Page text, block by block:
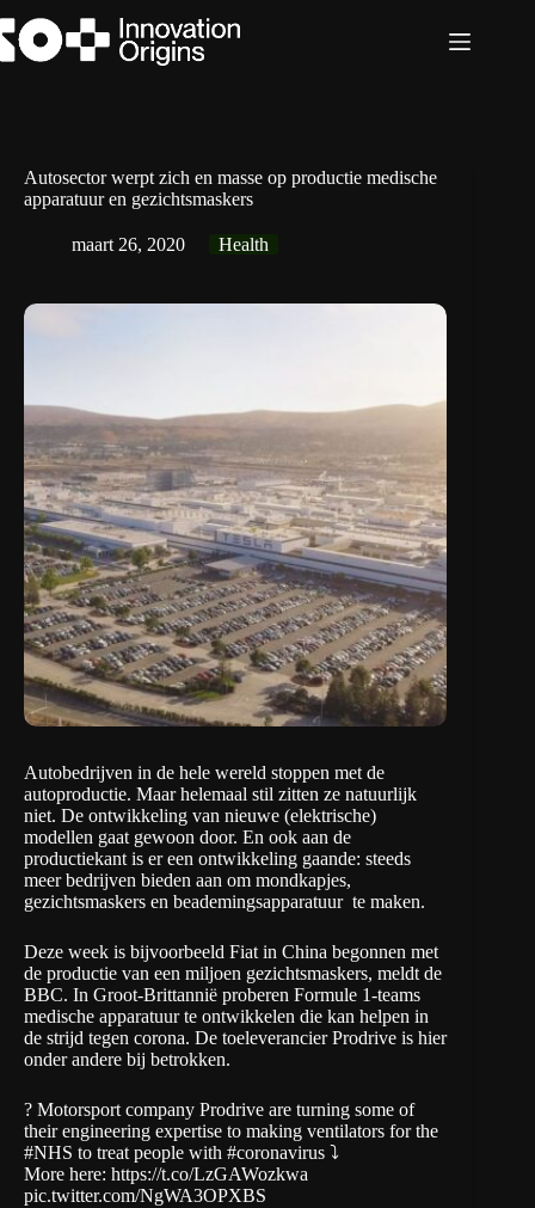
naar
de
Autosector werpt zich en masse op productie medische
apparatuur en gezichtsmaskers
maart 26, 2020 Health
Autobedrijven in de hele wereld stoppen met de
autoproductie. Maar helemaal stil zitten ze natuurlijk
niet. De ontwikkeling van nieuwe (elektrische)
modellen gaat gewoon door. En ook aan de
productiekant is er een ontwikkeling gaande: steeds
meer bedrijven bieden aan om mondkapjes,
gezichtsmaskers en beademingsapparatuur te maken.
Deze week is bijvoorbeeld Fiat in China begonnen met
de productie van een miljoen gezichtsmaskers, meldt de
BBC. In Groot-Brittannië proberen Formule 1-teams
medische apparatuur te ontwikkelen die kan helpen in
de strijd tegen corona. De toeleverancier Prodrive is hier
onder andere bij betrokken.
? Motorsport company Prodrive are turning some of
their engineering expertise to making ventilators for the
#NHS to treat people with #coronavirus ⤵️
More here: https://t.co/LzGAWozkwa
pic.twitter.com/NgWA3OPXBS